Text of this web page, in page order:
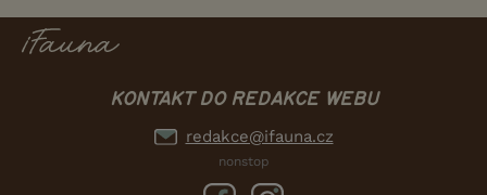
KONTAKT DO REDAKCE WEBU
redakce@ifauna.cz
nonstop